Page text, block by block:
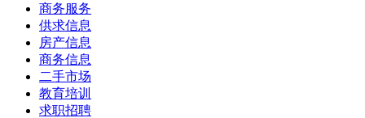
商务服务
供求信息
房产信息
商务信息
二手市场
教育培训
求职招聘